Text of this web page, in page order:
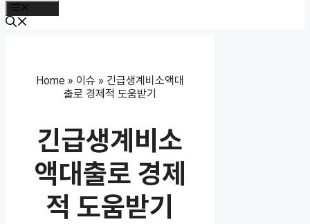
Home » 이슈 » 긴급생계비소액대
출로 경제적 도움받기
긴급생계비소
액대출로 경제
적 도움받기